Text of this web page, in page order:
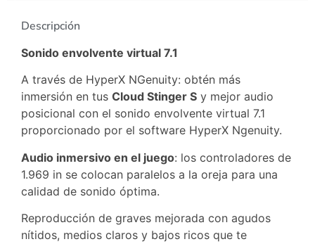
Descripción
Sonido envolvente virtual 7.1
A través de HyperX NGenuity: obtén más
inmersión en tus Cloud Stinger S y mejor audio
posicional con el sonido envolvente virtual 7.1
proporcionado por el software HyperX Ngenuity.
Audio inmersivo en el juego: los controladores de
1.969 in se colocan paralelos a la oreja para una
calidad de sonido óptima.
Reproducción de graves mejorada con agudos
nítidos, medios claros y bajos ricos que te